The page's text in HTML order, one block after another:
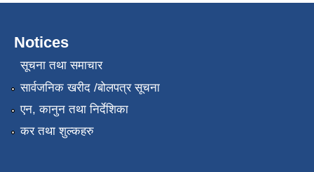
Notices
सूचना तथा समाचार
सार्वजनिक खरीद /बोलपत्र सूचना
एन, कानुन तथा निर्देशिका
कर तथा शुल्कहरु